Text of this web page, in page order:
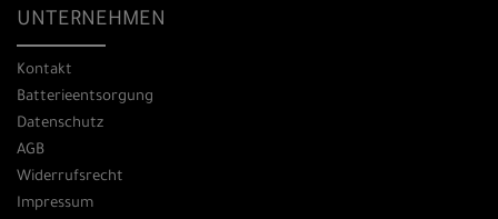
UNTERNEHMEN
Kontakt
Batterieentsorgung
Datenschutz
AGB
Widerrufsrecht
Impressum